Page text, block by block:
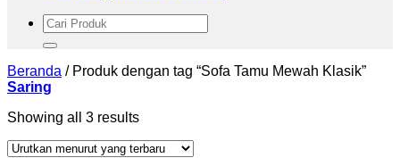
Pencarian
untuk:
Beranda /Produk dengan tag “Sofa Tamu Mewah Klasik”
Saring
Showing all 3 results